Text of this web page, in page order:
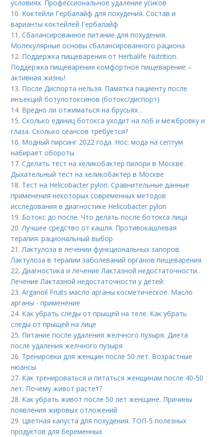
условиях. Профессиональное удаление усиков
10. Коктейли Гербалайф для похудения. Состав и
варианты коктейлей Гербалайф
11.Сбалансированное питание для похудения.
Молекулярные основы сбалансированного рациона
12. Поддержка пищеварения от Herbalife Nutrition.
Поддержка пищеварения комфортное пищеварение –
активная жизнь!
13. После Диспорта нельзя. Памятка пациенту после
инъекций ботулотоксинов (ботокс/диспорт)
14. Вредно ли отжиматься на брусьях…
15.Сколько единиц ботокса уходит на лоб и межбровку и
глаза. Сколько сеансов требуется?
16. Модный пирсинг 2022 года. Нос: мода на септум
набирает обороты
17.Сделать тест на хеликобактер пилори в Москве.
Дыхательный тест на хеликобактер в Москве
18. Тест на Helicobacter pylori. Сравнительные данные
применения некоторых современных методов
исследования в диагностике Helicobacter pylori
19. Ботокс до после. Что делать после ботокса лица
20.Лучшее средство от кашля. Противокашлевая
терапия: рациональный выбор
21.Лактулоза в лечении функциональных запоров.
Лактулоза в терапии заболеваний органов пищеварения
22.Диагностика и лечение Лактазной недостаточности..
Лечение Лактазной недостаточности у детей:
23.Arganoil Fruits масло арганы косметическое. Масло
арганы - применение
24. Как убрать следы от прыщей на теле. Как убрать
следы от прыщей на лице
25. Питание после удаления желчного пузыря. Диета
после удаления желчного пузыря
26. Тренировки для женщин после 50 лет. Возрастные
нюансы
27. Как тренироваться и питаться женщинам после 40-50
лет. Почему живот растет?
28. Как убрать живот после 50 лет женщине. Причины
появления жировых отложений
29. Цветная капуста для похудения. ТОП-5 полезных
продуктов для беременных